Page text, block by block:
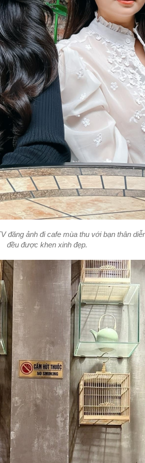
đăng ảnh đi cafe mùa thu với bạn thân
đều được khen xinh đẹp.